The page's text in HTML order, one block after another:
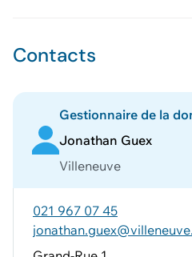
Contacts
Gestionnaire de la
Jonathan Guex
Villeneuve
021 967 07 45